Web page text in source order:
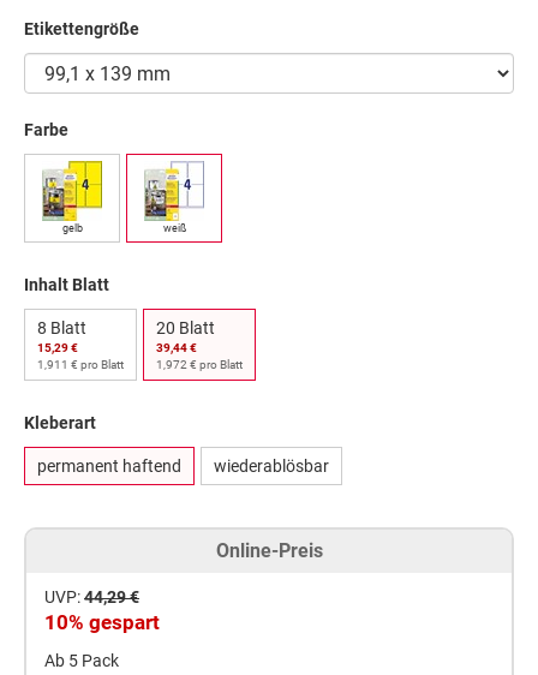
Etikettengröße
Farbe
gelb weiß
Inhalt Blatt
8 Blatt
15,29 €
1,911 € pro Blatt
20 Blatt
39,44 €
1,972 € pro Blatt
Kleberart
permanent haftend wiederablösbar
Online-Preis
UVP:44,29 €
10% gespart
Ab 5 Pack